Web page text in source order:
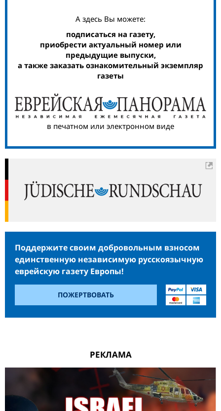
А здесь Вы можете:
подписаться на газету,
приобрести актуальный номер или
предыдущие выпуски,
а также заказать ознакомительный экземпляр
газеты
в печатном или электронном виде
Поддержите своим добровольным взносом
единственную независимую русскоязычную
еврейскую газету Европы!
ПОЖЕРТВОВАТЬ
РЕКЛАМА